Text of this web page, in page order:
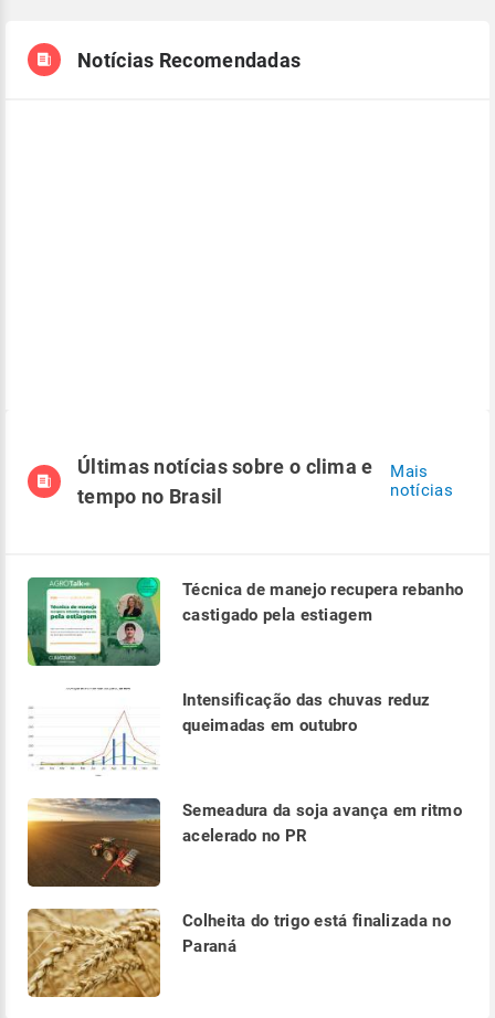
Notícias Recomendadas
Últimas notícias sobre o clima e
tempo no Brasil
Mais
notícias
Técnica de manejo recupera rebanho
castigado pela estiagem
Intensificação das chuvas reduz
queimadas em outubro
Semeadura da soja avança em ritmo
acelerado no PR
Colheita do trigo está finalizada no
Paraná